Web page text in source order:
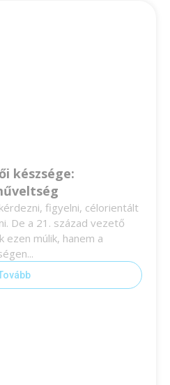
készsége:
figyelni, célorientált
De a 21. század vezető
ezen múlik, hanem a